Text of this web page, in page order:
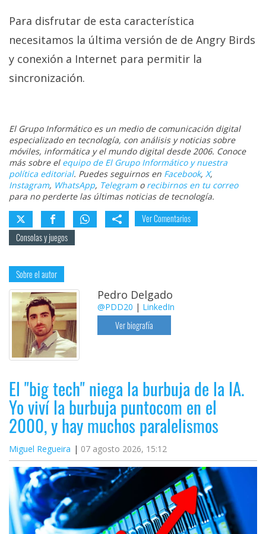
El medio de
digital donde
encontrarás
todas las
ordenadores,
apps,
informática,
videojuegos,
comparativas,
trucos y
tutoriales.
El Grupo
Informático
(CC) 2006-
derechos
reservados.
Para disfrutar de esta característica
necesitamos la última versión de de Angry Birds
y conexión a Internet para permitir la
sincronización.
El Grupo Informático es un medio de comunicación digital
especializado en tecnología, con análisis y noticias sobre
móviles, informática y el mundo digital desde 2006. Conoce
más sobre el equipo de El Grupo Informático y nuestra
política editorial. Puedes seguirnos en Facebook, X,
Instagram, WhatsApp, Telegramo recibirnos en tu correo
para no perderte las últimas noticias de tecnología.
Ver Comentarios
Consolas y juegos
Sobre el autor
Pedro Delgado
@PDD20 | LinkedIn
Ver biografía
El "big tech" niega la burbuja de la IA.
Yo viví la burbuja puntocom en el
2000, y hay muchos paralelismos
Miguel Regueira 07 agosto 2026, 15:12